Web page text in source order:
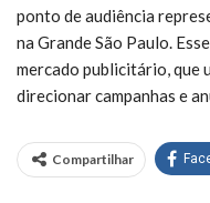
ponto de audiência
na Grande São Paulo.
mercado publicitário, que
direcionar campanhas e
Compartilhar